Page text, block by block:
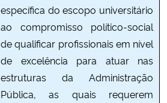
específica do escopo universitário
ao compromisso político-social
de qualificar profissionais em nível
de excelência para atuar nas
estruturas da Administração
Pública, as quais requerem